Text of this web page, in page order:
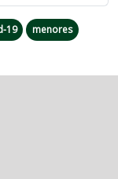
19
menores